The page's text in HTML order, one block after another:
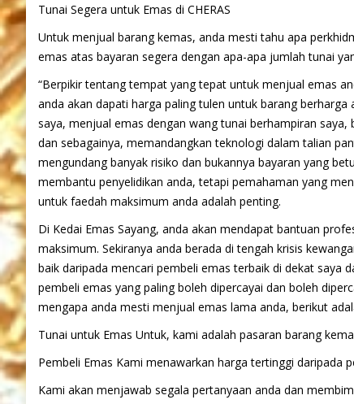
Tunai Segera untuk Emas di CHERAS
Untuk menjual barang kemas, anda mesti tahu apa
emas atas bayaran segera dengan apa-apa jumlah tunai
“Berpikir tentang tempat yang tepat untuk menjual emas
anda akan dapati harga paling tulen untuk barang
saya, menjual emas dengan wang tunai berhampiran
dan sebagainya, memandangkan teknologi dalam talian
mengundang banyak risiko dan bukannya bayaran yang
membantu penyelidikan anda, tetapi pemahaman yang
untuk faedah maksimum anda adalah penting.
Di Kedai Emas Sayang, anda akan mendapat bantuan
maksimum. Sekiranya anda berada di tengah krisis
baik daripada mencari pembeli emas terbaik di dekat saya
pembeli emas yang paling boleh dipercayai dan boleh
mengapa anda mesti menjual emas lama anda, berikut
Tunai untuk Emas Untuk, kami adalah pasaran barang
Pembeli Emas Kami menawarkan harga tertinggi daripada
Kami akan menjawab segala pertanyaan anda dan